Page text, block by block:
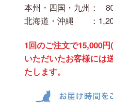
本州・四国・九州：
北海道・沖縄 ：
1回のご注文で15,000
いただいたお客様には
たします。